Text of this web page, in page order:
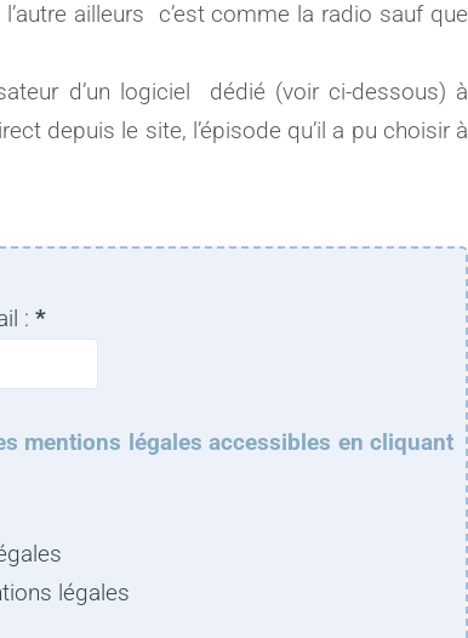
ailleurs c’est comme la radio sauf que
d’un logiciel dédié (voir ci-dessous) à
depuis le site, l’épisode qu’il a pu choisir à
: *
mentions légales accessibles en cliquant
légales